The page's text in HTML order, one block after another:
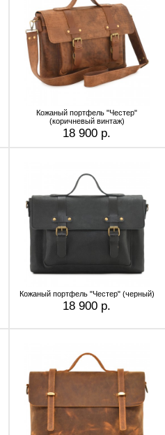
Кожаный портфель "Честер"
(коричневый винтаж)
18 900 р.
Кожаный портфель "Честер" (черный)
18 900 р.